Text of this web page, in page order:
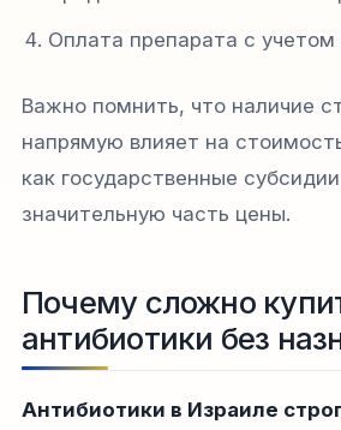
Оплата препарата с учетом
Важно помнить, что наличие
напрямую влияет на
как государственные
значительную часть цены.
Почему сложно
антибиотики без
Антибиотики в Израиле